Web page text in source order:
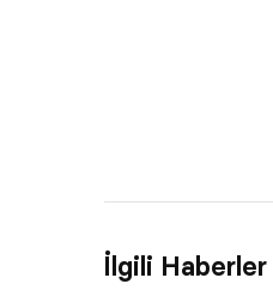
İlgili Haberler